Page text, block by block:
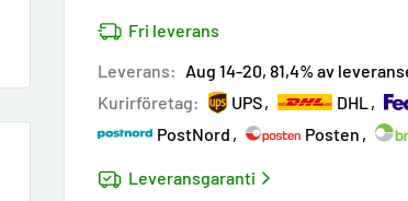
Fri leverans
Leverans: Aug 14-20, 81,4% av
Kurirföretag:
UPS DHL
PostNord
Posten
Leveransgaranti